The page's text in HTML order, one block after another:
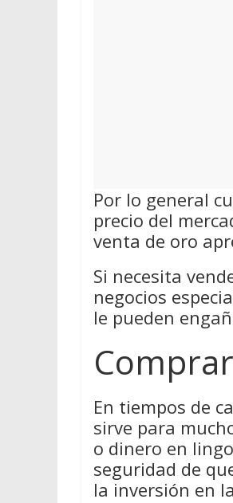
Por lo general
precio del
venta de oro
Si necesita
negocios
le pueden
En tiempos de
sirve para
o dinero en
seguridad de
la inversión en